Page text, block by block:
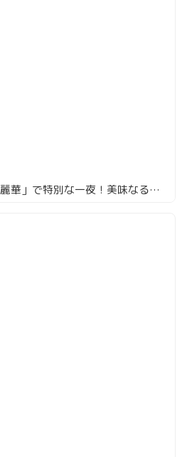
麻布十番「中国飯店 富麗華」で特別な一夜！美味なる中華料理三昧